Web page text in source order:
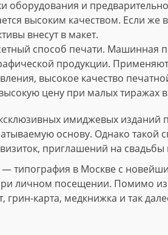
оборудования и
высоким качеством. Если
внесут в макет.
способ печати. Машинная
продукции.
высокое качество
цену при малых тиражах
имиджевых изданий
основу. Однако
приглашений на
типография в Москве с
личном посещении. Помимо
грин-карта, медкнижка и так